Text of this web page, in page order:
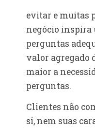
evitar e muitas
negócio inspira
perguntas
valor agregado
maior a
perguntas.
Clientes não
si, nem suas